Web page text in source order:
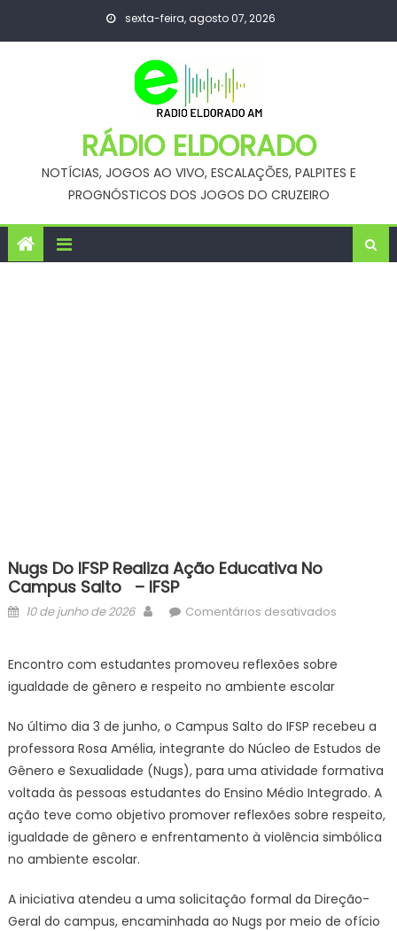
sexta-feira, agosto 07, 2026
RÁDIO ELDORADO
NOTÍCIAS, JOGOS AO VIVO, ESCALAÇÕES, PALPITES E
PROGNÓSTICOS DOS JOGOS DO CRUZEIRO
Nugs Do IFSP Realiza Ação Educativa No
Campus Salto – IFSP
Posted
10 de junho de 2026 AuthorComentários desativadosem
IFSP
educativa
no
Campus
Salto
–
IFSP
Encontro com estudantes promoveu reflexões sobre
igualdade de gênero e respeito no ambiente escolar
No último dia 3 de junho, o Campus Salto do IFSP recebeu a
professora Rosa Amélia, integrante do Núcleo de Estudos de
Gênero e Sexualidade (Nugs), para uma atividade formativa
voltada às pessoas estudantes do Ensino Médio Integrado. A
ação teve como objetivo promover reflexões sobre respeito,
igualdade de gênero e enfrentamento à violência simbólica
no ambiente escolar.
A iniciativa atendeu a uma solicitação formal da Direção-
Geral do campus, encaminhada ao Nugs por meio de ofício